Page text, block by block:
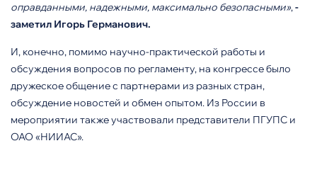
оправданными, надежными, максимально безопасными»,-
заметил Игорь Германович.
И, конечно, помимо научно-практической работы и
обсуждения вопросов по регламенту, на конгрессе было
дружеское общение с партнерами из разных стран,
обсуждение новостей и обмен опытом. Из России в
мероприятии также участвовали представители ПГУПС и
ОАО «НИИАС».